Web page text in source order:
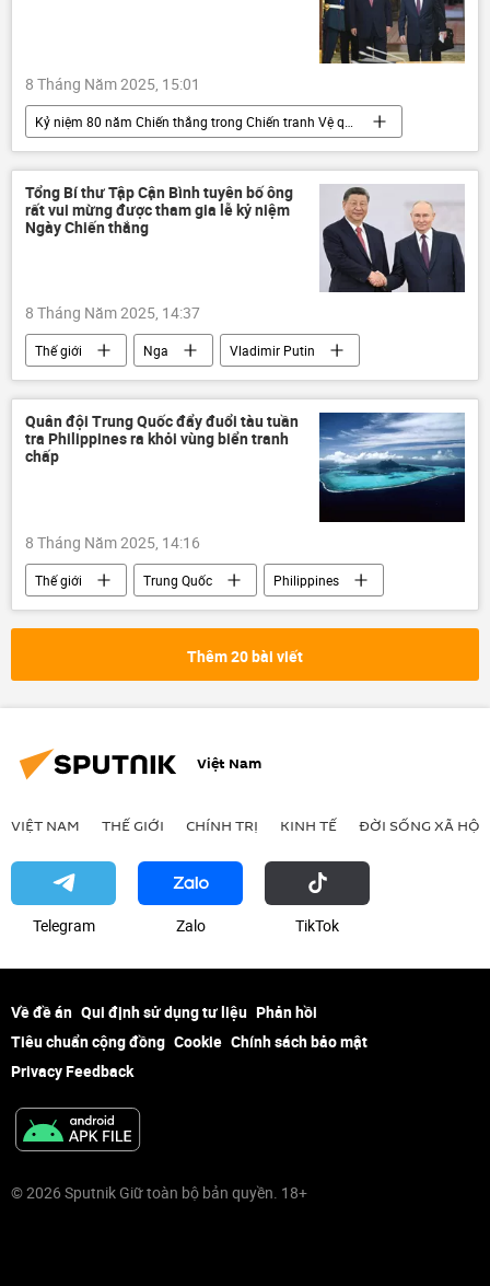
8 Tháng Năm 2025, 15:01
Kỷ niệm 80 năm Chiến thắng trong Chiến tranh Vệ quốc vĩ đại
Thế giới
Nga
Vladimir Putin
Trung Quốc
Tập Cận Bình
Chiến thắng
ngày kỷ niệm Chiến thắng
Tổng Bí thư Tập Cận Bình tuyên bố ông
rất vui mừng được tham gia lễ kỷ niệm
Ngày Chiến thắng
8 Tháng Năm 2025, 14:37
Thế giới Nga
Vladimir Putin
Trung Quốc
Tập Cận Bình
chuyến thăm
đàm phán
Chiến thắng
ngày kỷ niệm Chiến thắng
Kỷ niệm 80 năm Chiến thắng trong Chiến tranh Vệ quốc vĩ đại
Quân đội Trung Quốc đẩy đuổi tàu tuần
tra Philippines ra khỏi vùng biển tranh
chấp
8 Tháng Năm 2025, 14:16
Thế giới Trung Quốc
Philippines
tàu tuần tra
Scarborough
Biển Hoa Đông
Biển Đông
Thêm 20 bài viết
Việt Nam
VIỆT NAM THẾ GIỚI CHÍNH TRỊ KINH TẾ ĐỜI SỐNG XÃ HỘI
Telegram Zalo ТikТоk
Về đề án Qui định sử dụng tư liệu Phản hồi
Tiêu chuẩn cộng đồng Cookie Chính sách bảo mật
Privacy Feedback
© 2026 Sputnik Giữ toàn bộ bản quyền. 18+